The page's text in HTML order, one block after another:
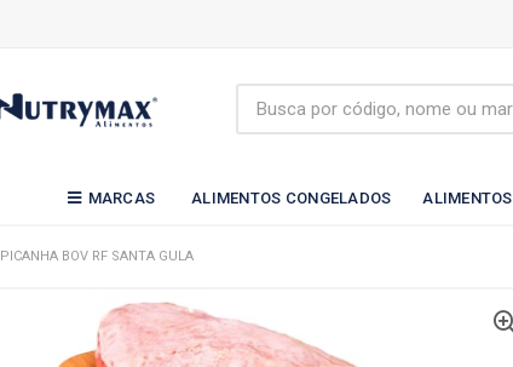
MARCAS ALIMENTOS CONGELADOS
PICANHA BOV RF SANTA GULA